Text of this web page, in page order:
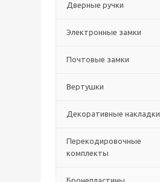
Дверные ручки
Электронные замки
Почтовые замки
Вертушки
Декоративные накладки
Перекодировочные
комплекты
Бронепластины